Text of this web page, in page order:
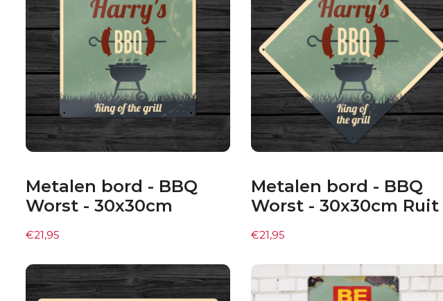
Metalen bord - BBQ
Worst - 30x30cm
€21,95
Metalen bord - BBQ
Worst - 30x30cm Ruit
€21,95